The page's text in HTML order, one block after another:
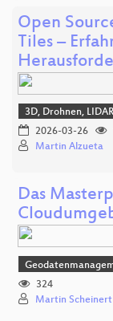
Open
Tiles –
3D, Drohnen,
2026-03-26
Martin Alzueta
Das
324
Martin Scheinert